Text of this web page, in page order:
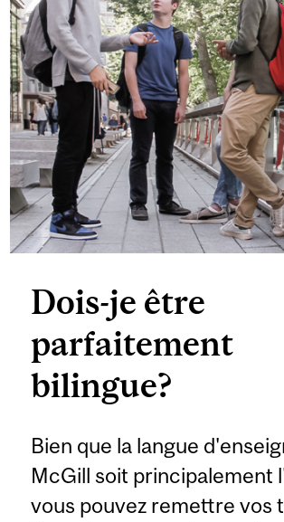
Dois-je être
parfaitement
bilingue?
Bien que la langue
McGill soit principalement
vous pouvez remettre vos